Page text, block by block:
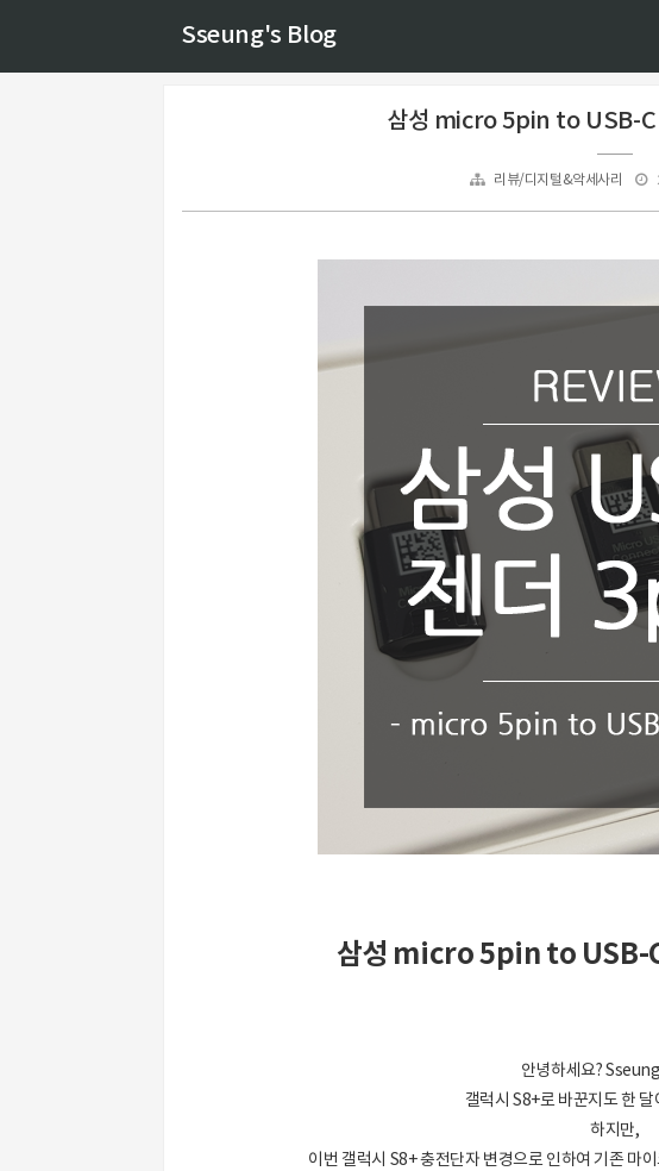
Sseung's Blog
삼성 micro 5pin to USB-C
리뷰/디지털&악세사리
삼성 micro 5pin to USB-
안녕하세요?
갤럭시 S8+로 바꾼지도 한
하지만,
이번 갤럭시 S8+ 충전단자 변경으로 인하여 기존 마